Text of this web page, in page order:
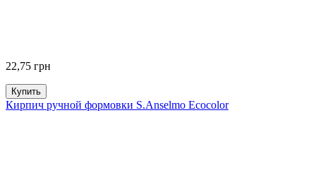
22,75 грн
Купить
Кирпич ручной формовки S.Anselmo Ecocolor